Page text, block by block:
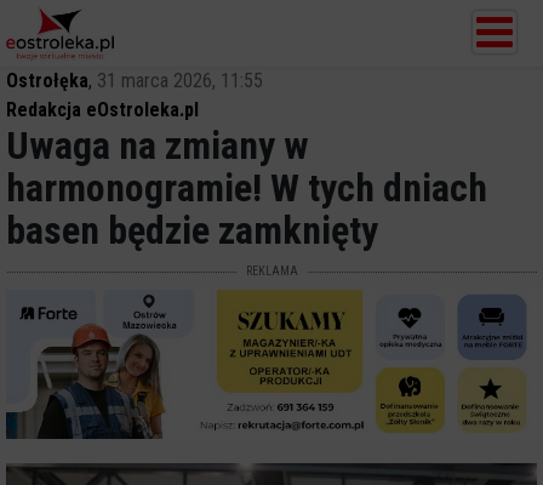
Ostrołęka, 31 marca 2026, 11:55
Redakcja eOstroleka.pl
Uwaga na zmiany w
harmonogramie! W tych dniach
basen będzie zamknięty
REKLAMA